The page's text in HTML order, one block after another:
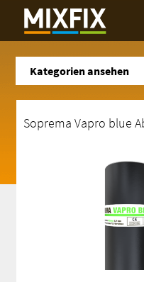
Kategorien ansehen
Soprema Vapro blue